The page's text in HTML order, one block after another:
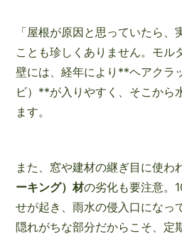
「屋根が原因と思っていたら、
ことも珍しくありません。モル
壁には、経年により**ヘアクラ
ビ）**が入りやすく、そこから
ます。
また、窓や建材の継ぎ目に使わ
ーキング）材の劣化も要注意。
せが起き、雨水の侵入口になっ
隠れがちな部分だからこそ、定